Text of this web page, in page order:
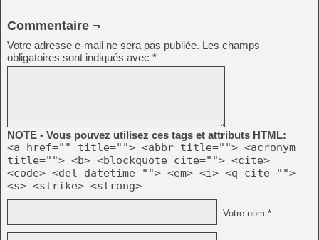
Commentaire ¬
Votre adresse e-mail ne sera pas publiée. Les champs
obligatoires sont indiqués avec *
NOTE - Vous pouvez utilisez ces tags et attributs HTML:
<a href="" title=""> <abbr title=""> <acronym
title=""> <b> <blockquote cite=""> <cite>
<code> <del datetime=""> <em> <i> <q cite="">
<s> <strike> <strong>
Votre nom *